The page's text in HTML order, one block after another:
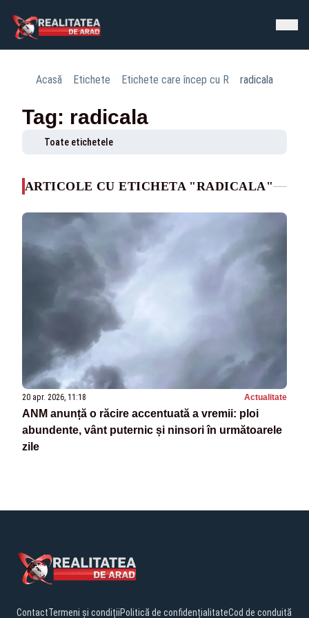
Acasă Etichete Etichete care încep cu R radicala
Tag: radicala
Toate etichetele
ARTICOLE CU ETICHETA "RADICALA"
20 apr. 2026, 11:18 Actualitate
ANM anunță o răcire accentuată a vremii: ploi
abundente, vânt puternic și ninsori în următoarele
zile
ContactTermeni și condițiiPolitică de confidențialitateCod de conduită